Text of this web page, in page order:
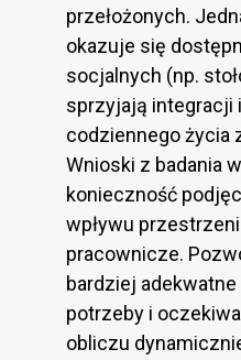
przełożonych.
okazuje się
socjalnych (np.
sprzyjają integracji
codziennego życia
Wnioski z badania
konieczność
wpływu
pracownicze.
bardziej
potrzeby i
obliczu